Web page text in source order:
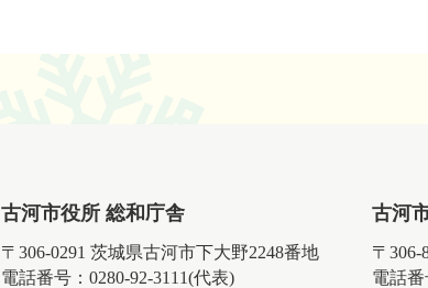
古河市役所 総和庁舎
〒306-0291 茨城県古河市下大野2248番地
電話番号：0280-92-3111(代表)
古河
〒306-
電話番